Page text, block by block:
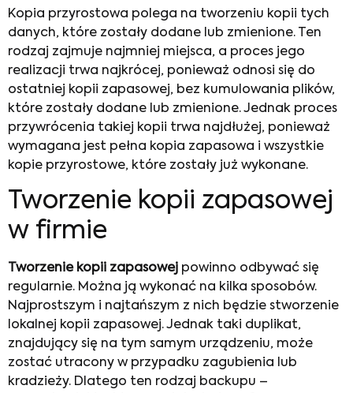
Kopia przyrostowa polega na tworzeniu kopii tych
danych, które zostały dodane lub zmienione. Ten
rodzaj zajmuje najmniej miejsca, a proces jego
realizacji trwa najkrócej, ponieważ odnosi się do
ostatniej kopii zapasowej, bez kumulowania plików,
które zostały dodane lub zmienione. Jednak proces
przywrócenia takiej kopii trwa najdłużej, ponieważ
wymagana jest pełna kopia zapasowa i wszystkie
kopie przyrostowe, które zostały już wykonane.
Tworzenie kopii zapasowej
w firmie
Tworzenie kopii zapasowej powinno odbywać się
regularnie. Można ją wykonać na kilka sposobów.
Najprostszym i najtańszym z nich będzie stworzenie
lokalnej kopii zapasowej. Jednak taki duplikat,
znajdujący się na tym samym urządzeniu, może
zostać utracony w przypadku zagubienia lub
kradzieży. Dlatego ten rodzaj backupu –